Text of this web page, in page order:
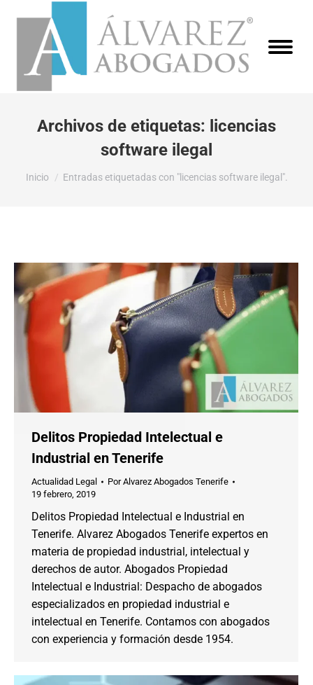
Archivos de etiquetas: licencias
software ilegal
Estás aquí:
Inicio Entradas etiquetadas con "licencias software ilegal".
Delitos Propiedad Intelectual e
Industrial en Tenerife
Actualidad Legal PorAlvarez Abogados Tenerife
19 febrero, 2019
Delitos Propiedad Intelectual e Industrial en
Tenerife. Alvarez Abogados Tenerife expertos en
materia de propiedad industrial, intelectual y
derechos de autor. Abogados Propiedad
Intelectual e Industrial: Despacho de abogados
especializados en propiedad industrial e
intelectual en Tenerife. Contamos con abogados
con experiencia y formación desde 1954.